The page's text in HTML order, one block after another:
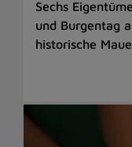
Sechs
und Burgentag
historische